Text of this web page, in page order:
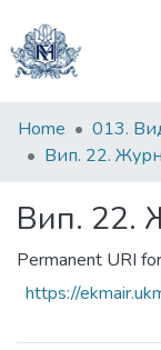
Communities
&
All of DSpace
Home 013.
Вип. 22.
Вип. 22.
Permanent URI
https://